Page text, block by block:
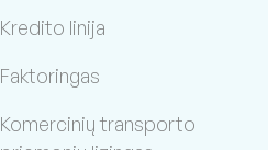
Kredito linija
Faktoringas
Komercinių transporto